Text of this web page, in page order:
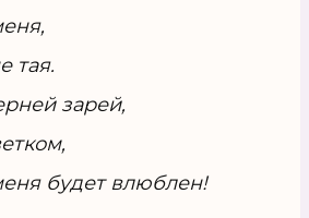
тая.
зарей,
будет влюблен!